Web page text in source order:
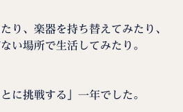
り、楽器を持ち替えてみたり、
い場所で生活してみたり。
に挑戦する」一年でした。